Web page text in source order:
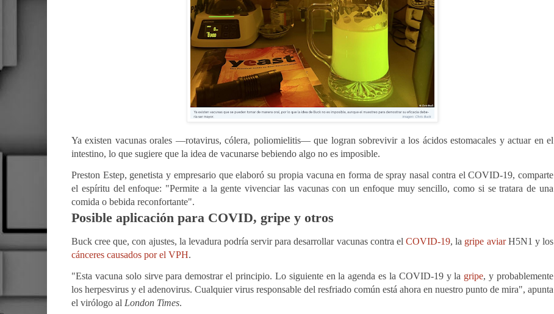
Ya existen vacunas orales —rotavirus, cólera, poliomielitis— que logran sobrevivir a los ácidos estomacales y actuar en el
intestino, lo que sugiere que la idea de vacunarse bebiendo algo no es imposible.
Preston Estep, genetista y empresario que elaboró su propia vacuna en forma de spray nasal contra el COVID-19, comparte
el espíritu del enfoque: "Permite a la gente vivenciar las vacunas con un enfoque muy sencillo, como si se tratara de una
comida o bebida reconfortante".
Posible aplicación para COVID, gripe y otros
Buck cree que, con ajustes, la levadura podría servir para desarrollar vacunas contra elCOVID-19, la gripe aviarH5N1 y los
cánceres causados por el VPH.
"Esta vacuna solo sirve para demostrar el principio. Lo siguiente en la agenda es la COVID-19 y la gripe, y probablemente
los herpesvirus y el adenovirus. Cualquier virus responsable del resfriado común está ahora en nuestro punto de mira", apunta
el virólogo al London Times.